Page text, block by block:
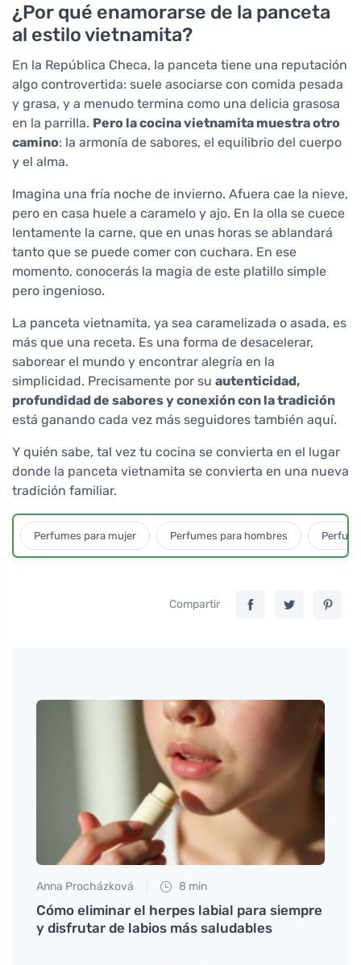
¿Por qué enamorarse de la panceta
al estilo vietnamita?
En la República Checa, la panceta tiene una reputación
algo controvertida: suele asociarse con comida pesada
y grasa, y a menudo termina como una delicia grasosa
en la parrilla. Pero la cocina vietnamita muestra otro
camino: la armonía de sabores, el equilibrio del cuerpo
y el alma.
Imagina una fría noche de invierno. Afuera cae la nieve,
pero en casa huele a caramelo y ajo. En la olla se cuece
lentamente la carne, que en unas horas se ablandará
tanto que se puede comer con cuchara. En ese
momento, conocerás la magia de este platillo simple
pero ingenioso.
La panceta vietnamita, ya sea caramelizada o asada, es
más que una receta. Es una forma de desacelerar,
saborear el mundo y encontrar alegría en la
simplicidad. Precisamente por su autenticidad,
profundidad de sabores y conexión con la tradición
está ganando cada vez más seguidores también aquí.
Y quién sabe, tal vez tu cocina se convierta en el lugar
donde la panceta vietnamita se convierta en una nueva
tradición familiar.
Perfumes para mujer Perfumes para hombres
Compartir
Anna Procházková 8 min
Cómo eliminar el herpes labial para siempre
y disfrutar de labios más saludables